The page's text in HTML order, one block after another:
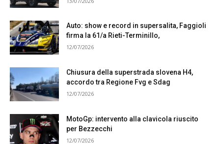
Auto: show e record in supersalita, Faggioli
firma la 61/a Rieti-Terminillo,
12/07/2026
Chiusura della superstrada slovena H4,
accordo tra Regione Fvg e Sdag
12/07/2026
MotoGp: intervento alla clavicola riuscito
per Bezzecchi
12/07/2026